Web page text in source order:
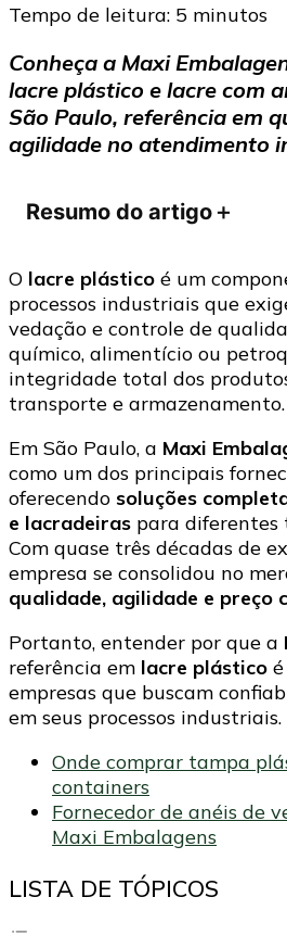
em
SP
Tempo de leitura: 5 minutos
Conheça a Maxi
lacre plástico e lacre com
São Paulo, referência em
agilidade no atendimento
Resumo do artigo＋
O lacre plástico é um
processos industriais que
vedação e controle de
químico, alimentício ou
integridade total dos
transporte e armazenamento.
Em São Paulo, a Maxi
como um dos principais
oferecendo soluções
e lacradeiras para diferentes
Com quase três décadas de
empresa se consolidou no
qualidade, agilidade e preço
Portanto, entender por que a
referência em lacre plástico
empresas que buscam
em seus processos industriais.
Onde comprar tampa
containers
Fornecedor de anéis de
Maxi Embalagens
LISTA DE TÓPICOS